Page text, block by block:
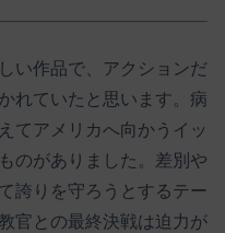
い作品で、アクションだ
れていたと思います。病
てアメリカへ向かうイッ
のがありました。差別や
誇りを守ろうとするテー
官との最終決戦は迫力が